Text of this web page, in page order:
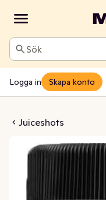
Sök
Logga in Skapa konto
Juiceshots
Äpple, Citron och Chili